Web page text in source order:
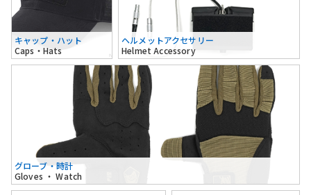
キャップ・ハット
Caps・Hats
ヘルメットアクセサリー
Helmet Accessory
グローブ・時計
Gloves ・ Watch